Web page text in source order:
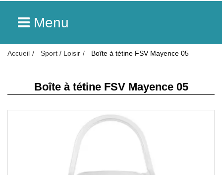
Menu
Accueil Sport / Loisir Boîte à tétine FSV Mayence 05
Boîte à tétine FSV Mayence 05